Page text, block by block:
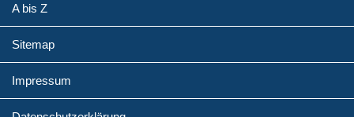
A bis Z
Sitemap
Impressum